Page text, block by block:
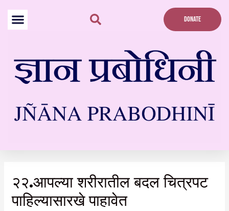
content
DONATE
२२.आपल्या शरीरातील बदल चित्रपट
पाहिल्यासारखे पाहावेत